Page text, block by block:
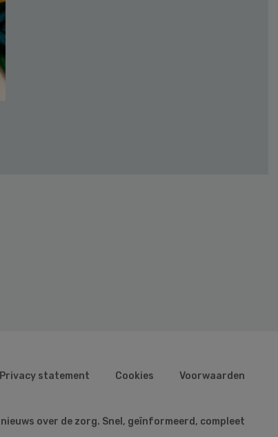
Privacy statement Cookies Voorwaarden
over de zorg. Snel, geïnformeerd, compleet